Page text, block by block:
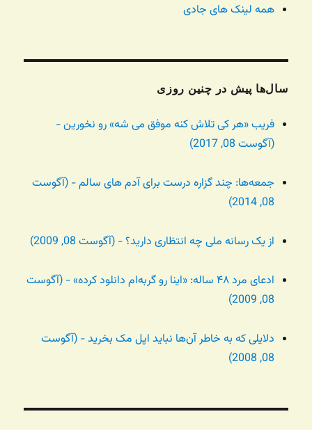
همه لینک های جادی
سال‌ها پیش در چنین روزی
فریب «هر کی تلاش کنه موفق می شه» رو نخورین -
(آگوست 08, 2017)
جمعه‌ها: چند گزاره درست برای آدم های سالم - (آگوست
08, 2014)
از یک رسانه ملی چه انتظاری دارید؟ - (آگوست 08, 2009)
ادعای مرد ۴۸ ساله: «اینا رو گربه‌ام دانلود کرده» - (آگوست
08, 2009)
دلایلی که به خاطر آن‌ها نباید اپل مک بخرید - (آگوست
08, 2008)